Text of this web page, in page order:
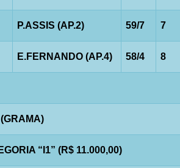
P.ASSIS (AP.2) 59/7 7
E.FERNANDO (AP.4) 58/4 8
“I1” (R$ 11.000,00)